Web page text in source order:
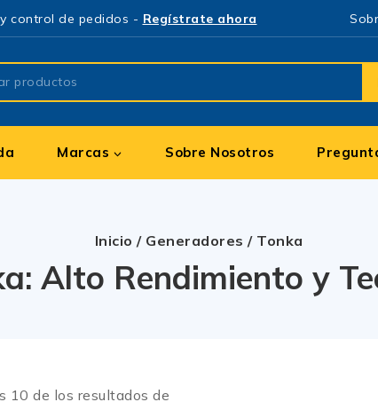
control de pedidos - Regístrate ahora
Marcas Sobre Nosotros
Inicio / Generadores / Tonka
Alto Rendimiento y
10 de los resultados de